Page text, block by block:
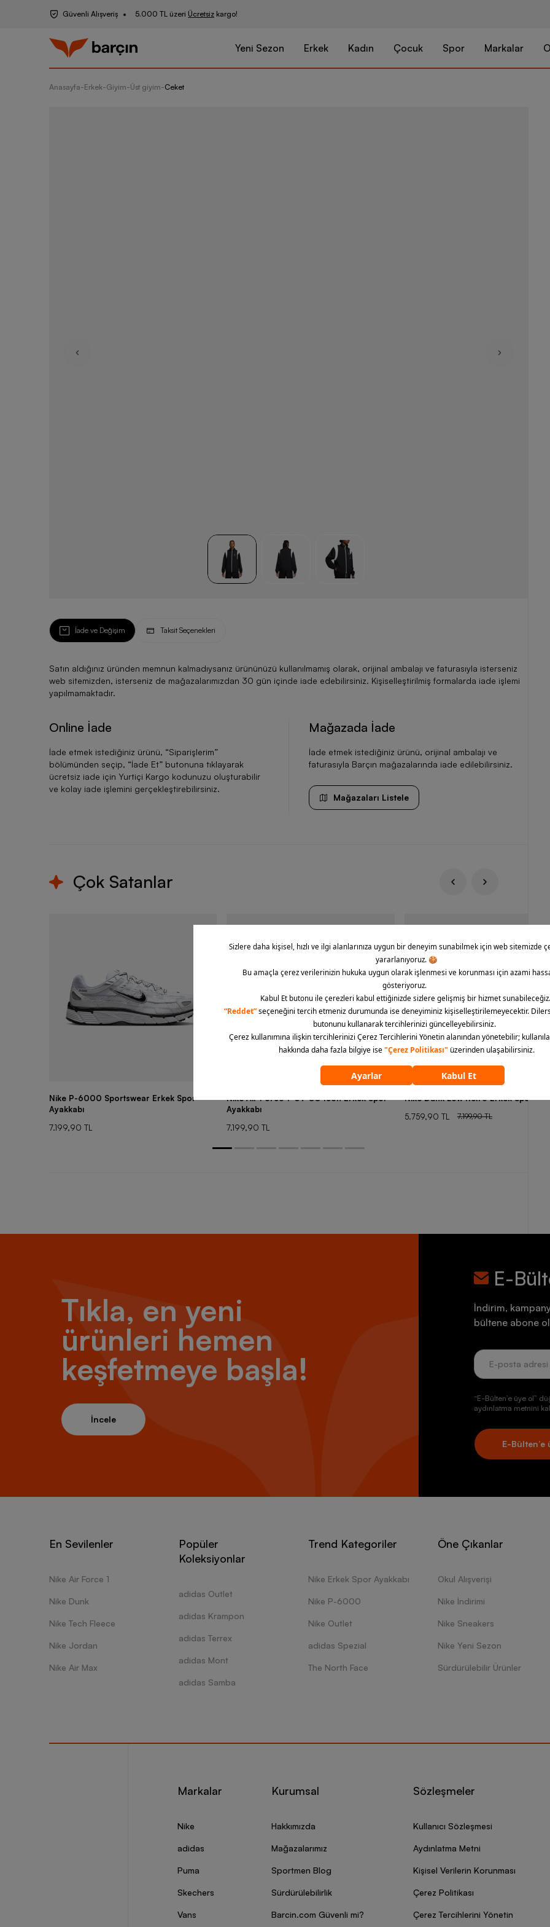
Güvenli Alışveriş 5.000 TL üzeri Ücretsiz kargo!
Yeni Sezon Erkek Kadın Çocuk Spor Markalar
Anasayfa-Erkek-Giyim-Üst giyim-Ceket
Nike
İade ve Değişim Taksit Seçenekleri
Satın aldığınız üründen memnun kalmadıysanız ürününüzü kullanılmamış olarak, orijinal ambalajı ve faturasıyla isterseniz
web sitemizden, isterseniz de mağazalarımızdan 30 gün içinde iade edebilirsiniz. Kişiselleştirilmiş formalarda iade işlemi
yapılmamaktadır.
Online İade
İade etmek istediğiniz ürünü, “Siparişlerim”
bölümünden seçip, “İade Et” butonuna tıklayarak
ücretsiz iade için Yurtiçi Kargo kodunuzu oluşturabilir
ve kolay iade işlemini gerçekleştirebilirsiniz.
Mağazada İade
İade etmek istediğiniz ürünü, orijinal ambalajı ve
faturasıyla Barçın mağazalarında iade edilebilirsiniz.
Mağazaları Listele
Çok Satanlar
Nike P-6000 Sportswear Erkek Spor
Ayakkabı
7.199,90 TL
Nike Air Force 1 '07 CO Icon Erkek Spor
Ayakkabı
7.199,90 TL
Nike Dunk Low Retro Erkek Spor
5.759,90 TL
7.199,90 TL
Tıkla, en yeni
ürünleri hemen
keşfetmeye başla!
İncele
E-
İndirim,
bültene abone
“E-Bülten’e üye ol”
aydınlatma metnini
E-Bülten’e
En Sevilenler
Nike Air Force 1
Nike Dunk
Nike Tech Fleece
Nike Jordan
Nike Air Max
Popüler
Koleksiyonlar
adidas Outlet
adidas Krampon
adidas Terrex
adidas Mont
adidas Samba
Trend Kategoriler
Nike Erkek Spor Ayakkabı
Nike P-6000
Nike Outlet
adidas Spezial
The North Face
Öne Çıkanlar
Okul Alışverişi
Nike İndirimi
Nike Sneakers
Nike Yeni Sezon
Sürdürülebilir Ürünler
Markalar
Nike
adidas
Puma
Skechers
Vans
Kurumsal
Hakkımızda
Mağazalarımız
Sportmen Blog
Sürdürülebilirlik
Barcin.com Güvenli mi?
Sözleşmeler
Kullanıcı Sözleşmesi
Aydınlatma Metni
Kişisel Verilerin Korunması
Çerez Politikası
Çerez Tercihlerini Yönetin